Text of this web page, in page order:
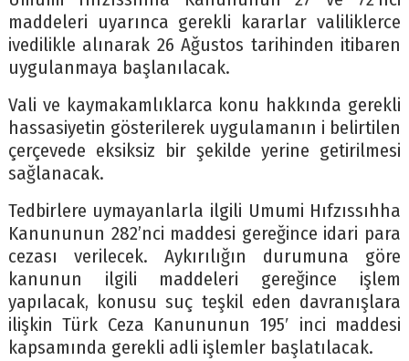
maddeleri uyarınca gerekli kararlar valiliklerce
ivedilikle alınarak 26 Ağustos tarihinden itibaren
uygulanmaya başlanılacak.
Vali ve kaymakamlıklarca konu hakkında gerekli
hassasiyetin gösterilerek uygulamanın i belirtilen
çerçevede eksiksiz bir şekilde yerine getirilmesi
sağlanacak.
Tedbirlere uymayanlarla ilgili Umumi Hıfzıssıhha
Kanununun 282’nci maddesi gereğince idari para
cezası verilecek. Aykırılığın durumuna göre
kanunun ilgili maddeleri gereğince işlem
yapılacak, konusu suç teşkil eden davranışlara
ilişkin Türk Ceza Kanununun 195′ inci maddesi
kapsamında gerekli adli işlemler başlatılacak.